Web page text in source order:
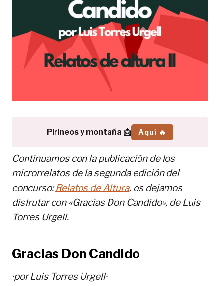
Pirineos y montaña 📩 Aquí 🔥
Continuamos con la publicación de los
microrrelatos de la segunda edición del
concurso:Relatos de Altura, os dejamos
disfrutar con «Gracias Don Candido», de Luis
Torres Urgell.
Gracias Don Candido
·por Luis Torres Urgell·